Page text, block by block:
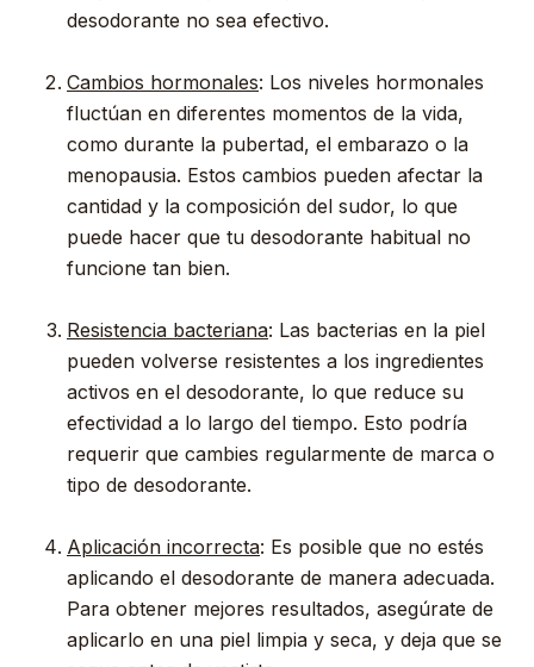
desodorante no sea efectivo.
Cambios hormonales: Los niveles hormonales
fluctúan en diferentes momentos de la vida,
como durante la pubertad, el embarazo o la
menopausia. Estos cambios pueden afectar la
cantidad y la composición del sudor, lo que
puede hacer que tu desodorante habitual no
funcione tan bien.
Resistencia bacteriana: Las bacterias en la piel
pueden volverse resistentes a los ingredientes
activos en el desodorante, lo que reduce su
efectividad a lo largo del tiempo. Esto podría
requerir que cambies regularmente de marca o
tipo de desodorante.
Aplicación incorrecta: Es posible que no estés
aplicando el desodorante de manera adecuada.
Para obtener mejores resultados, asegúrate de
aplicarlo en una piel limpia y seca, y deja que se